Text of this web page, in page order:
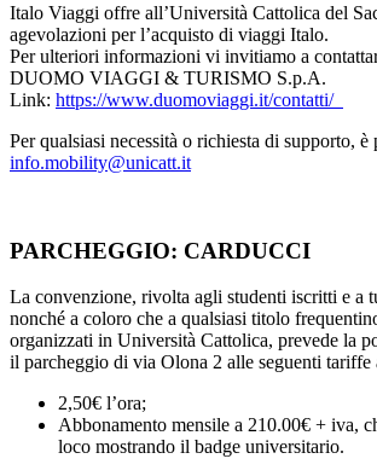
Italo Viaggi offre all’Università Cattolica del
agevolazioni per l’acquisto di viaggi Italo.
Per ulteriori informazioni vi invitiamo a
DUOMO VIAGGI & TURISMO S.p.A.
Link: https://www.duomoviaggi.it/contatti/
Per qualsiasi necessità o richiesta di supporto, è
info.mobility@unicatt.it
PARCHEGGIO: CARDUCCI
La convenzione, rivolta agli studenti iscritti e a
nonché a coloro che a qualsiasi titolo
organizzati in Università Cattolica, prevede la
il parcheggio di via Olona 2 alle seguenti tariffe
2,50€ l’ora;
Abbonamento mensile a 210.00€ + iva,
loco mostrando il badge universitario.